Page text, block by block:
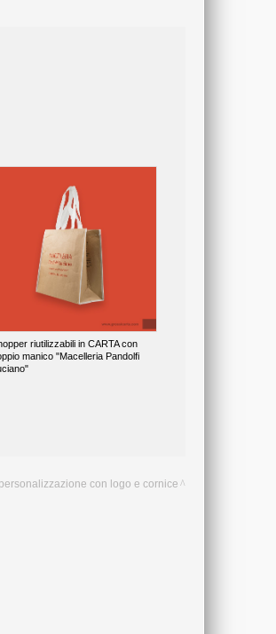
riutilizzabili in CARTA con
manico "Macelleria Pandolfi
con logo e cornice